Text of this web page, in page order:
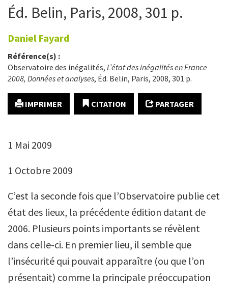
Éd. Belin, Paris, 2008, 301 p.
Daniel Fayard
Référence(s) :
Observatoire des inégalités, L’état des inégalités en France
2008, Données et analyses, Éd. Belin, Paris, 2008, 301 p.
IMPRIMER CITATION PARTAGER
1 Mai 2009
1 Octobre 2009
C’est la seconde fois que l’Observatoire publie cet
état des lieux, la précédente édition datant de
2006. Plusieurs points importants se révèlent
dans celle-ci. En premier lieu, il semble que
l’insécurité qui pouvait apparaître (ou que l’on
présentait) comme la principale préoccupation